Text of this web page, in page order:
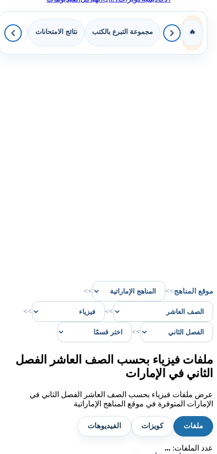
🔥 مجموعة التبرع بالكتب نتائج الامتحانات
موقع المناهج>>
>>
>>
>>
>>
ملفات فيزياء بحسب الصف العاشر الفصل
الثاني في الإمارات
عرض ملفات فيزياء بحسب الصف العاشر الفصل الثاني في
الإمارات المتوفرة في موقع المناهج الإماراتية
ملفات كويزات الفيديوهات
عدد الملفات: ...